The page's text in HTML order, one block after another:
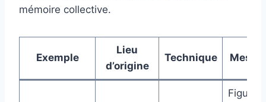
mémoire collective.
Exemple
Lieu
d’origine
Technique
Figures